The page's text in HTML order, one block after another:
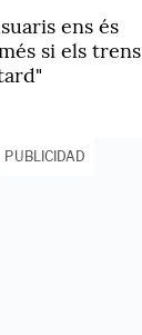
ens és
si els trens
PUBLICIDAD